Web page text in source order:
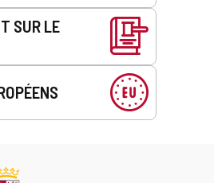
SUR LE